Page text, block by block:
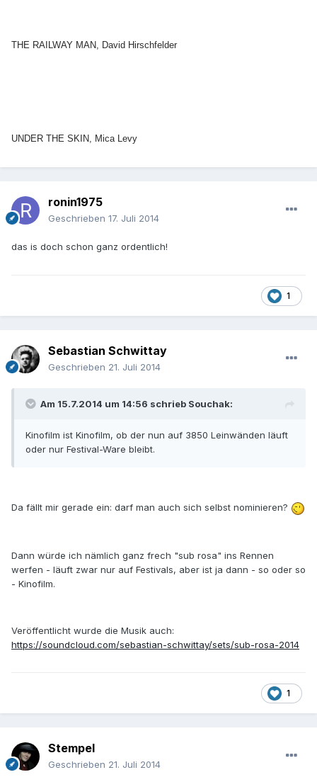
THE RAILWAY MAN, David Hirschfelder
UNDER THE SKIN, Mica Levy
ronin1975
Geschrieben 17. Juli 2014
das is doch schon ganz ordentlich!
1
Sebastian Schwittay
Geschrieben 21. Juli 2014
Am 15.7.2014 um 14:56 schrieb Souchak:
Kinofilm ist Kinofilm, ob der nun auf 3850 Leinwänden läuft
oder nur Festival-Ware bleibt.
Da fällt mir gerade ein: darf man auch sich selbst nominieren?
Dann würde ich nämlich ganz frech "sub rosa" ins Rennen
werfen - läuft zwar nur auf Festivals, aber ist ja dann - so oder so
- Kinofilm.
Veröffentlicht wurde die Musik auch:
https://soundcloud.com/sebastian-schwittay/sets/sub-rosa-2014
1
Stempel
Geschrieben 21. Juli 2014